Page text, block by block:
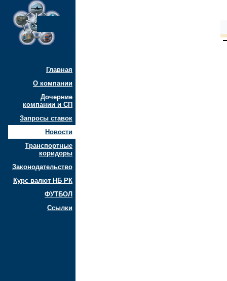
Главная
О компании
Дочерние
компании и СП
Запросы ставок
Новости
Транспортные
коридоры
Законодательство
Курс валют НБ РК
ФУТБОЛ
Ссылки